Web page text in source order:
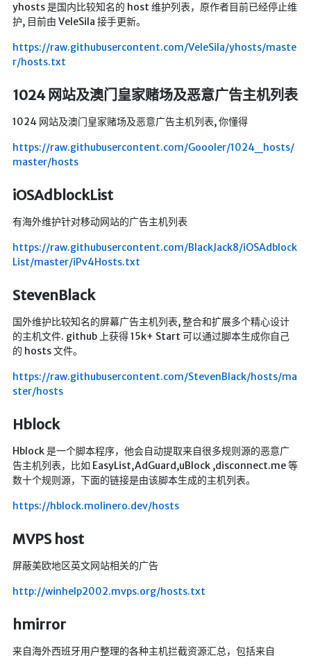
yhosts 是国内比较知名的 host 维护列表，原作者目前已经停止维
护, 目前由 VeleSila 接手更新。
https://raw.githubusercontent.com/VeleSila/yhosts/maste
r/hosts.txt
1024 网站及澳门皇家赌场及恶意广告主机列表
1024 网站及澳门皇家赌场及恶意广告主机列表, 你懂得
https://raw.githubusercontent.com/Goooler/1024_hosts/
master/hosts
iOSAdblockList
有海外维护针对移动网站的广告主机列表
https://raw.githubusercontent.com/BlackJack8/iOSAdblock
List/master/iPv4Hosts.txt
StevenBlack
国外维护比较知名的屏幕广告主机列表, 整合和扩展多个精心设计
的主机文件. github 上获得 15k+ Start 可以通过脚本生成你自己
的 hosts 文件。
https://raw.githubusercontent.com/StevenBlack/hosts/ma
ster/hosts
Hblock
Hblock 是一个脚本程序，他会自动提取来自很多规则源的恶意广
告主机列表，比如 EasyList,AdGuard,uBlock ,disconnect.me 等
数十个规则源，下面的链接是由该脚本生成的主机列表。
https://hblock.molinero.dev/hosts
MVPS host
屏蔽美欧地区英文网站相关的广告
http://winhelp2002.mvps.org/hosts.txt
hmirror
来自海外西班牙用户整理的各种主机拦截资源汇总，包括来自
找建筑 土木资源
🔨工具
手写文件生成
文库下载
图片加水印
图片转字符
查重软件
Aria2
个人网盘
家庭网盘
Google硬盘
主站网页探针
软件下载安装
百度网盘解析
百度解析_备用
注册接码
临时邮箱
🎮小游戏